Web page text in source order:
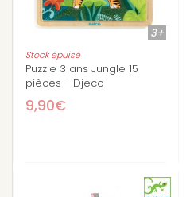
3+
Stock épuisé
Puzzle 3 ans Jungle 15
pièces - Djeco
9,90€